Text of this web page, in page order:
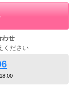
わせ
ください